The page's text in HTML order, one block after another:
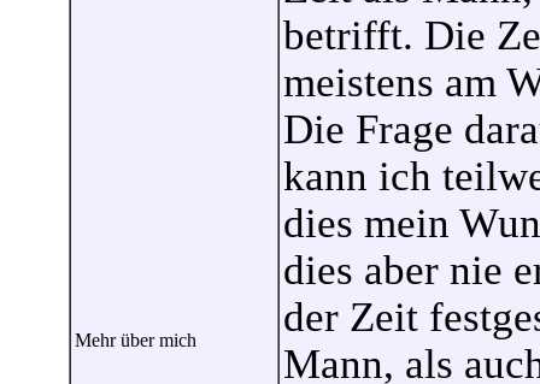
Mehr über mich
betrifft. Die
meistens am
Die Frage
kann ich
dies mein
dies aber nie
der Zeit
Mann, als